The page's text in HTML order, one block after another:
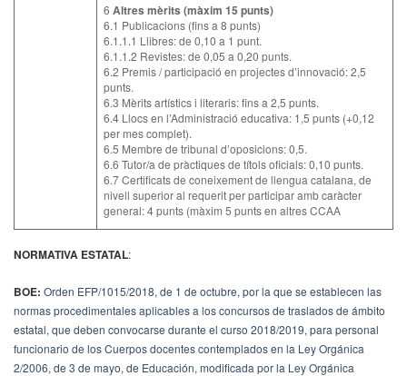
6 Altres mèrits (màxim 15 punts)
6.1 Publicacions (fins a 8 punts)
6.1.1.1 Llibres: de 0,10 a 1 punt.
6.1.1.2 Revistes: de 0,05 a 0,20 punts.
6.2 Premis / participació en projectes d’innovació: 2,5
punts.
6.3 Mèrits artístics i literaris: fins a 2,5 punts.
6.4 Llocs en l’Administració educativa: 1,5 punts (+0,12
per mes complet).
6.5 Membre de tribunal d’oposicions: 0,5.
6.6 Tutor/a de pràctiques de títols oficials: 0,10 punts.
6.7 Certificats de coneixement de llengua catalana, de
nivell superior al requerit per participar amb caràcter
general: 4 punts (màxim 5 punts en altres CCAA
NORMATIVA ESTATAL:
BOE: Orden EFP/1015/2018, de 1 de octubre, por la que se establecen las
normas procedimentales aplicables a los concursos de traslados de ámbito
estatal, que deben convocarse durante el curso 2018/2019, para personal
funcionario de los Cuerpos docentes contemplados en la Ley Orgánica
2/2006, de 3 de mayo, de Educación, modificada por la Ley Orgánica